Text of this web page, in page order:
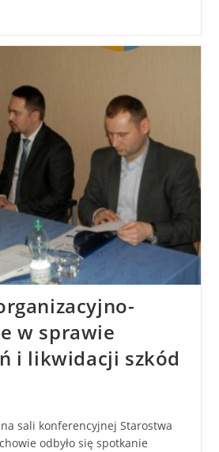
w sprawie
i likwidacji szkód
sali konferencyjnej Starostwa
odbyło się spotkanie